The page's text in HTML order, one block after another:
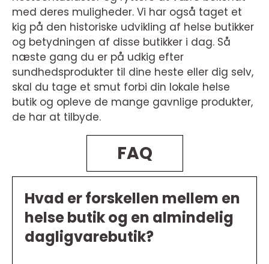
med deres muligheder. Vi har også taget et
kig på den historiske udvikling af helse butikker
og betydningen af disse butikker i dag. Så
næste gang du er på udkig efter
sundhedsprodukter til dine heste eller dig selv,
skal du tage et smut forbi din lokale helse
butik og opleve de mange gavnlige produkter,
de har at tilbyde.
FAQ
Hvad er forskellen mellem en
helse butik og en almindelig
dagligvarebutik?